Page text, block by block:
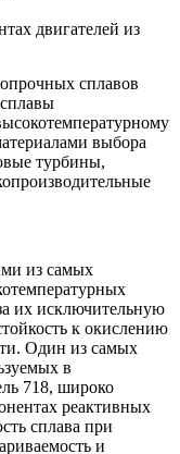
двигателей из
сплавов
выбора
турбины,
из самых
их исключительную
к окислению
Один из самых
в
718, широко
реактивных
сплава при
и